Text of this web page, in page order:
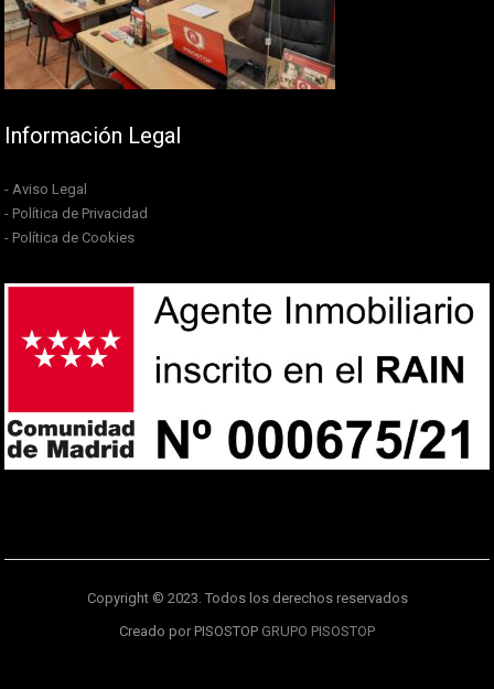
Información Legal
- Aviso Legal
- Política de Privacidad
- Política de Cookies
Copyright © 2023. Todos los derechos reservados
Creado por PISOSTOP GRUPO PISOSTOP